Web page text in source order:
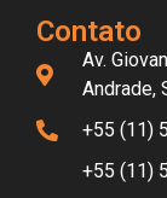
Contato
Av.
Andrade,
+55 (11)
+55 (11)